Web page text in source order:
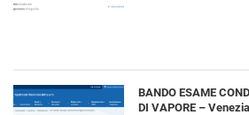
BANDO ESAME
DI VAPORE – Venezia